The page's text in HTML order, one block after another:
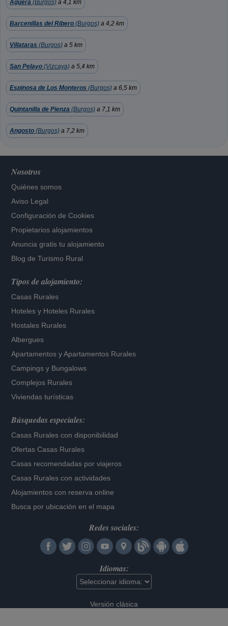
Aguera (Burgos) a 4,1 km
Barcenillas del Ribero (Burgos) a 4,2 km
Villataras (Burgos) a 5 km
San Pelayo (Vizcaya) a 5,4 km
Espinosa de Los Monteros (Burgos) a 6,5 km
Quintanilla de Pienza (Burgos) a 7,1 km
Angosto (Burgos) a 7,2 km
Nosotros
Quiénes somos
Aviso Legal
Configuración de Cookies
Propietarios alojamientos
Anuncia gratis tu alojamiento
Blog de Turismo Rural
Tipos de alojamiento:
Casas Rurales
Hoteles y Hoteles Rurales
Hostales Rurales
Albergues
Apartamentos yApartamentos Rurales
Campings y Bungalows
Complejos Rurales
Viviendas turísticas
Búsquedas especiales:
Casas Rurales con disponibilidad
Ofertas Casas Rurales
Casas recomendadas por viajeros
Casas Rurales con actividades
Alojamientos con reserva online
Busca por ubicación en el mapa
Redes sociales:
Idiomas:
Versión clásica